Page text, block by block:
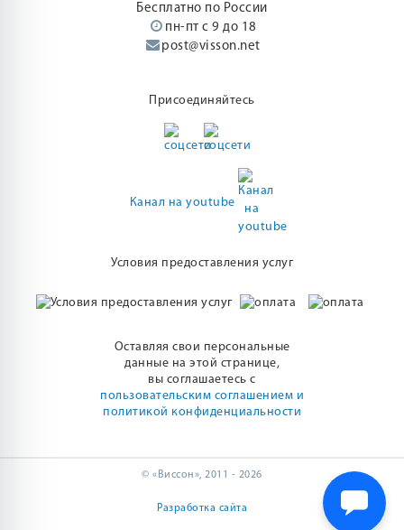
Бесплатно по России
пн-пт с 9 до 18
post@visson.net
Присоединяйтесь
Канал на youtube
Условия предоставления услуг
Оставляя свои персональные
данные на этой странице,
вы соглашаетесь с
пользовательским соглашением и
политикой конфиденциальности
© «Виссон», 2011 - 2026
Разработка сайта